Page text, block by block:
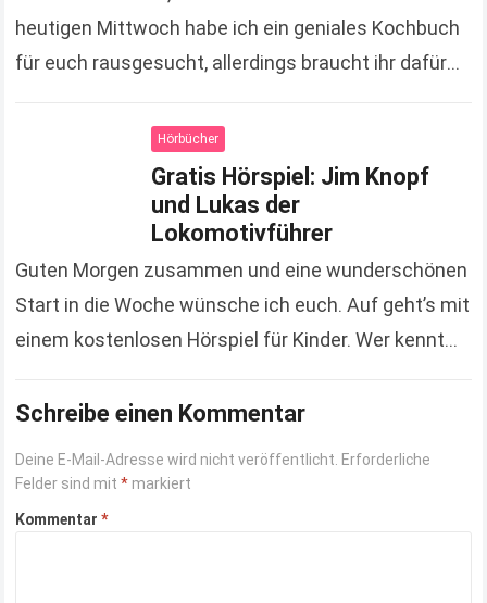
heutigen Mittwoch habe ich ein geniales Kochbuch
für euch rausgesucht, allerdings braucht ihr dafür
Hörbücher
Gratis Hörspiel: Jim Knopf
und Lukas der
Lokomotivführer
Guten Morgen zusammen und eine wunderschönen
Start in die Woche wünsche ich euch. Auf geht’s mit
einem kostenlosen Hörspiel für Kinder. Wer kennt
Schreibe einen Kommentar
Deine E-Mail-Adresse wird nicht veröffentlicht. Erforderliche
Felder sind mit* markiert
Kommentar*